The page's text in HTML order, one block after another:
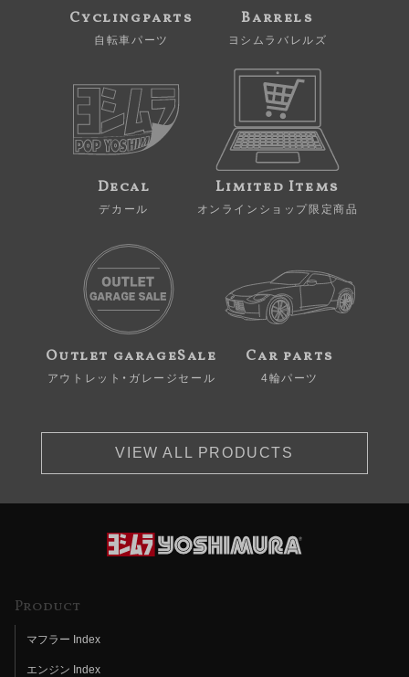
Cyclingparts
自転車パーツ
Barrels
ヨシムラバレルズ
Decal
デカール
Limited Items
オンラインショップ限定商品
Outlet garageSale
アウトレット・ガレージセール
Car parts
4輪パーツ
VIEW ALL PRODUCTS
Product
マフラー Index
エンジン Index